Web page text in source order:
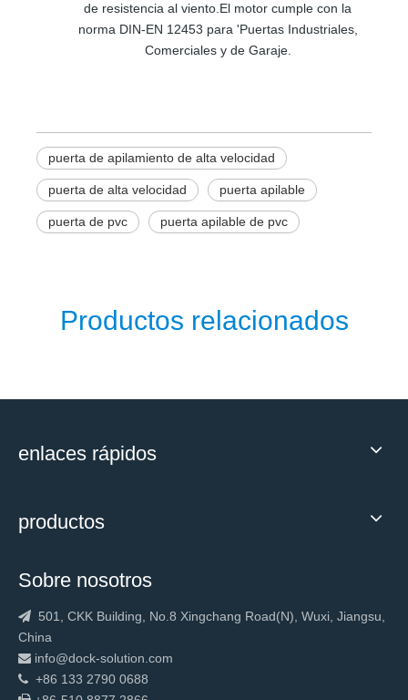
de resistencia al viento.El motor cumple con la
norma DIN-EN 12453 para 'Puertas Industriales,
Comerciales y de Garaje.
puerta de apilamiento de alta velocidad
puerta de alta velocidad puerta apilable
puerta de pvc puerta apilable de pvc
Productos relacionados
enlaces rápidos
productos
Sobre nosotros
 501, CKK Building, No.8 Xingchang Road(N), Wuxi, Jiangsu,
China
 info@dock-solution.com
 +86 133 2790 0688